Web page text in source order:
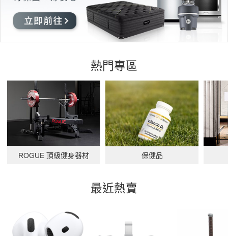
熱門專區
ROGUE 頂級健身器材 保健品
最近熱賣